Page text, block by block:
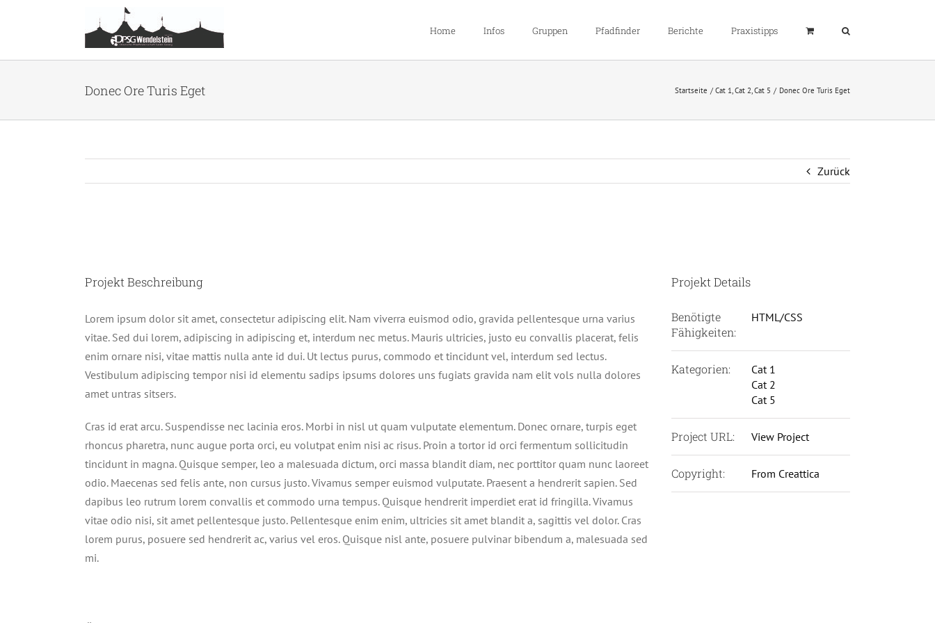
Home Infos Gruppen Pfadfinder Berichte Praxistipps
Donec Ore Turis Eget Startseite Cat 1 Cat 2 Cat 5 Donec Ore Turis Eget
Zurück
Projekt Beschreibung
Lorem ipsum dolor sit amet, consectetur adipiscing elit. Nam viverra euismod odio, gravida pellentesque urna varius
vitae. Sed dui lorem, adipiscing in adipiscing et, interdum nec metus. Mauris ultricies, justo eu convallis placerat, felis
enim ornare nisi, vitae mattis nulla ante id dui. Ut lectus purus, commodo et tincidunt vel, interdum sed lectus.
Vestibulum adipiscing tempor nisi id elementu sadips ipsums dolores uns fugiats gravida nam elit vols nulla dolores
amet untras sitsers.
Cras id erat arcu. Suspendisse nec lacinia eros. Morbi in nisl ut quam vulputate elementum. Donec ornare, turpis eget
rhoncus pharetra, nunc augue porta orci, eu volutpat enim nisi ac risus. Proin a tortor id orci fermentum sollicitudin
tincidunt in magna. Quisque semper, leo a malesuada dictum, orci massa blandit diam, nec porttitor quam nunc laoreet
odio. Maecenas sed felis ante, non cursus justo. Vivamus semper euismod vulputate. Praesent a hendrerit sapien. Sed
dapibus leo rutrum lorem convallis et commodo urna tempus. Quisque hendrerit imperdiet erat id fringilla. Vivamus
vitae odio nisi, sit amet pellentesque justo. Pellentesque enim enim, ultricies sit amet blandit a, sagittis vel dolor. Cras
lorem purus, posuere sed hendrerit ac, varius vel eros. Quisque nisl ante, posuere pulvinar bibendum a, malesuada sed
mi.
Projekt Details
Benötigte
Fähigkeiten:
HTML/CSS
Kategorien:
Cat 1
Cat 2
Cat 5
Project URL: View Project
Copyright: From Creattica